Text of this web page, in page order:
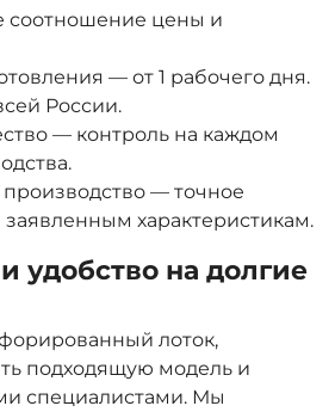
соотношение цены и
— от 1 рабочего дня.
России.
— контроль на каждом
— точное
заявленным характеристикам.
удобство на долгие
лоток,
подходящую модель и
специалистами. Мы